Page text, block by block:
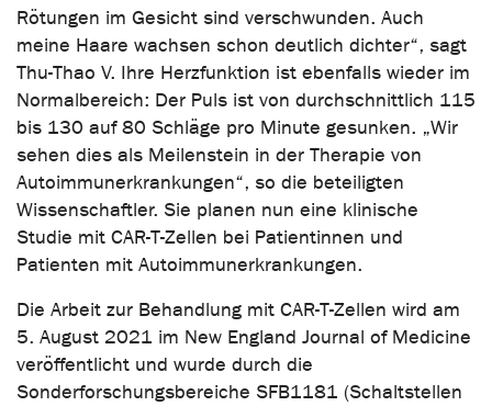
Rötungen im Gesicht sind verschwunden. Auch
meine Haare wachsen schon deutlich dichter“, sagt
Thu-Thao V. Ihre Herzfunktion ist ebenfalls wieder im
Normalbereich: Der Puls ist von durchschnittlich 115
bis 130 auf 80 Schläge pro Minute gesunken. „Wir
sehen dies als Meilenstein in der Therapie von
Autoimmunerkrankungen“, so die beteiligten
Wissenschaftler. Sie planen nun eine klinische
Studie mit CAR-T-Zellen bei Patientinnen und
Patienten mit Autoimmunerkrankungen.
Die Arbeit zur Behandlung mit CAR-T-Zellen wird am
5. August 2021 im New England Journal of Medicine
veröffentlicht und wurde durch die
Sonderforschungsbereiche SFB1181 (Schaltstellen